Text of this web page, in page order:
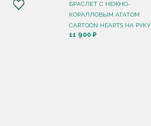
БРАСЛЕТ С НЕЖНО-
КОРАЛЛОВЫМ АГАТОМ
CARTOON HEARTS НА РУКУ
11 900 ₽